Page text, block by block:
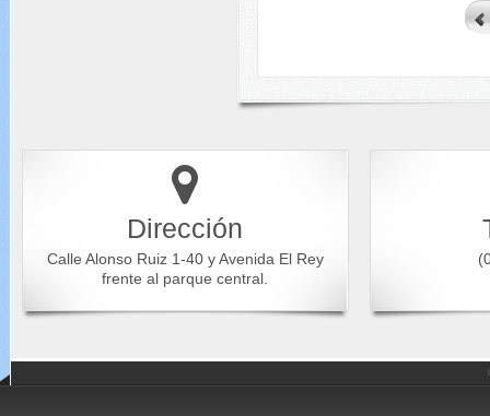
Dirección
Calle Alonso Ruiz 1-40 y Avenida El Rey
frente al parque central.